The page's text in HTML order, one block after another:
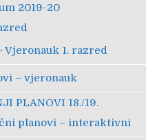
2019-20
Vjeronauk 1. razred
– vjeronauk
PLANOVI 18./19.
planovi – interaktivni